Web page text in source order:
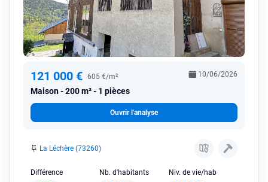
121 000 € 605 €/m²
Maison 200 m² - 1 pièces
10/06/2026
Ouvrir l'analyse
La Léchère (73260)
Différence
Nb. d'habitants
Niv. de vie/hab